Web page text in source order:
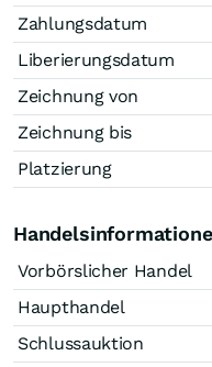
Zahlungsdatum
Liberierungsdatum
Zeichnung von
Zeichnung bis
Platzierung
Vorbörslicher Handel
Haupthandel
Schlussauktion